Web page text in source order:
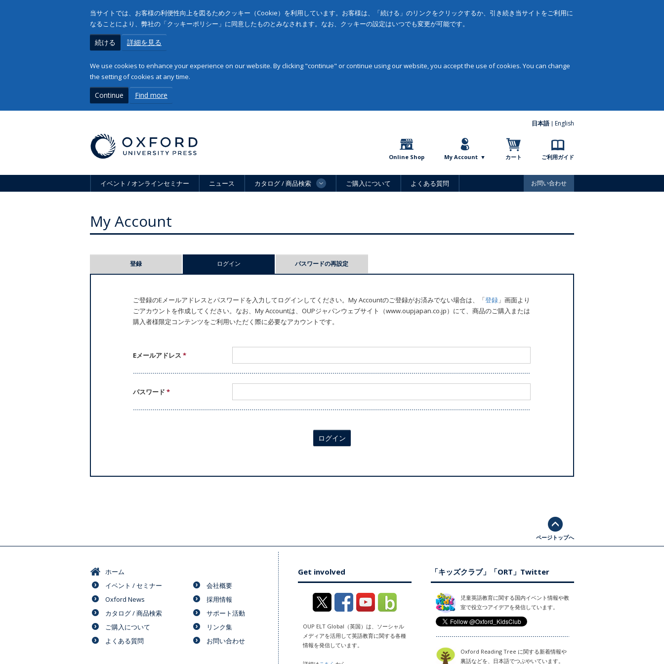
当サイトでは、お客様の利便性向上を図るためクッキー（Cookie）を利用しています。お客様は、「続ける」のリンクをクリックするか、引き続き当サイトをご利用に
なることにより、弊社の「クッキーポリシー」に同意したものとみなされます。なお、クッキーの設定はいつでも変更が可能です。
続ける 詳細を見る
We use cookies to enhance your experience on our website. By clicking "continue" or continue using our website, you accept the use of cookies. You can change
the setting of cookies at any time.
Continue Find more
日本語 English
Online Shop My Account カート ご利用ガイド
イベント / オンラインセミナー ニュース カタログ / 商品検索 ご購入について よくある質問 お問い合わせ
My Account
登録 ログイン パスワードの再設定
ご登録のEメールアドレスとパスワードを入力してログインしてください。My Accountのご登録がお済みでない場合は、「登録 」画面より
ごアカウントを作成してください。なお、My Accountは、OUPジャパンウェブサイト（www.oupjapan.co.jp）にて、商品のご購入または
購入者様限定コンテンツをご利用いただく際に必要なアカウントです。
Eメールアドレス*
パスワード*
ログイン
ページトップへ
ホーム
イベント / セミナー
Oxford News
カタログ / 商品検索
ご購入について
よくある質問
会社概要
採用情報
サポート活動
リンク集
お問い合わせ
Get involved
OUP ELT Global（英国）は、ソーシャル
メディアを活用して英語教育に関する各種
情報を発信しています。
「キッズクラブ」「ORT」Twitter
児童英語教育に関する国内イベント情報や教
室で役立つアイデアを発信しています。
Oxford Reading Tree に関する新着情報や
裏話などを、日本語でつぶやいています。